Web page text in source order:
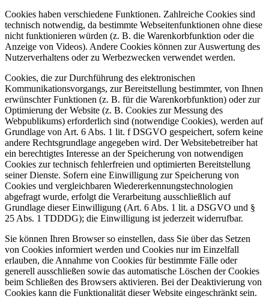
Cookies haben verschiedene Funktionen. Zahlreiche Cookies sind
technisch notwendig, da bestimmte Webseitenfunktionen ohne diese
nicht funktionieren würden (z. B. die Warenkorbfunktion oder die
Anzeige von Videos). Andere Cookies können zur Auswertung des
Nutzerverhaltens oder zu Werbezwecken verwendet werden.
Cookies, die zur Durchführung des elektronischen
Kommunikationsvorgangs, zur Bereitstellung bestimmter, von Ihnen
erwünschter Funktionen (z. B. für die Warenkorbfunktion) oder zur
Optimierung der Website (z. B. Cookies zur Messung des
Webpublikums) erforderlich sind (notwendige Cookies), werden auf
Grundlage von Art. 6 Abs. 1 lit. f DSGVO gespeichert, sofern keine
andere Rechtsgrundlage angegeben wird. Der Websitebetreiber hat
ein berechtigtes Interesse an der Speicherung von notwendigen
Cookies zur technisch fehlerfreien und optimierten Bereitstellung
seiner Dienste. Sofern eine Einwilligung zur Speicherung von
Cookies und vergleichbaren Wiedererkennungstechnologien
abgefragt wurde, erfolgt die Verarbeitung ausschließlich auf
Grundlage dieser Einwilligung (Art. 6 Abs. 1 lit. a DSGVO und §
25 Abs. 1 TDDDG); die Einwilligung ist jederzeit widerrufbar.
Sie können Ihren Browser so einstellen, dass Sie über das Setzen
von Cookies informiert werden und Cookies nur im Einzelfall
erlauben, die Annahme von Cookies für bestimmte Fälle oder
generell ausschließen sowie das automatische Löschen der Cookies
beim Schließen des Browsers aktivieren. Bei der Deaktivierung von
Cookies kann die Funktionalität dieser Website eingeschränkt sein.